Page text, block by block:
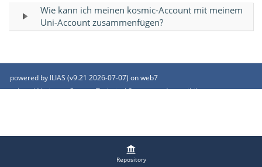
Repository
Wie kann ich meinen kosmic-Account mit meinem
Uni-Account zusammenfügen?
powered by ILIAS (v9.21 2026-07-07) on web7
Legal Notice
Contact Technical Support
Accessibility